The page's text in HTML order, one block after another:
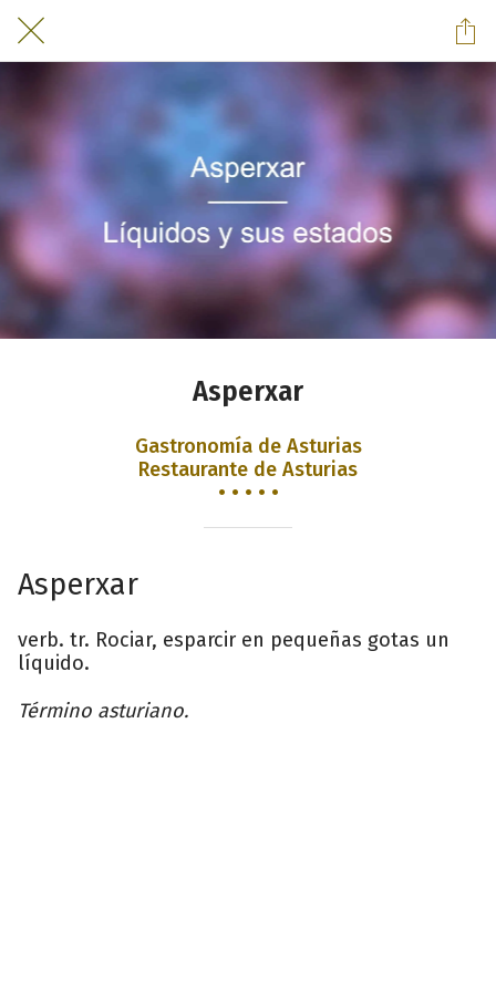
Asperxar
Gastronomía de Asturias
Restaurante de Asturias
• • • • •
Asperxar
verb. tr. Rociar, esparcir en pequeñas gotas un
líquido.
Término asturiano.